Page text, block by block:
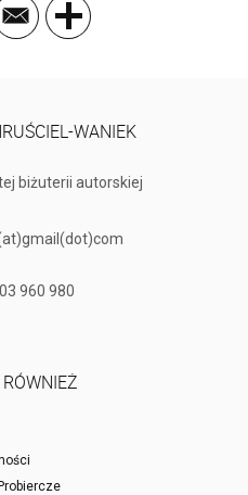
WANIEK
biżuterii autorskiej
960 980